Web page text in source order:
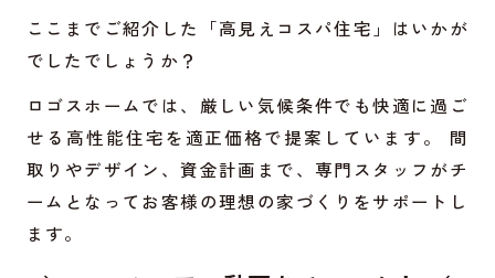
ここまでご紹介した「高見えコスパ住宅」はいかが
でしたでしょうか？
ロゴスホームでは、厳しい気候条件でも快適に過ご
せる高性能住宅を適正価格で提案しています。 間
取りやデザイン、資金計画まで、専門スタッフがチ
ームとなってお客様の理想の家づくりをサポートし
ます。